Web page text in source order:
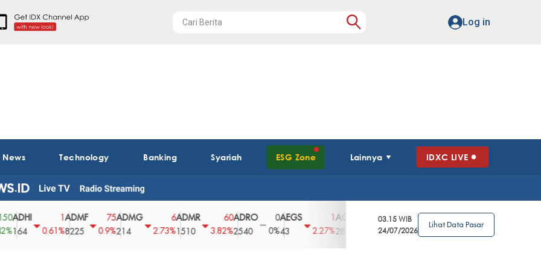
Log in
Technology Banking Syariah ESG Zone Lainnya IDXC LIVE
0.61%
ADMF
8225
75
0.9%
ADMG
214
2.73%
ADMR
1510
60
3.82%
ADRO
2540
0
0%
AEGS
2.27% 2850
3.39%
AGRO
148
4
2.63%
0%
03.15 WIB
24/07/2026
Lihat Data Pasar